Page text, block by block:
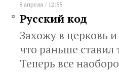
8 апреля / 12:55
Русский код
Захожу в церковь
что раньше ставил
Теперь все